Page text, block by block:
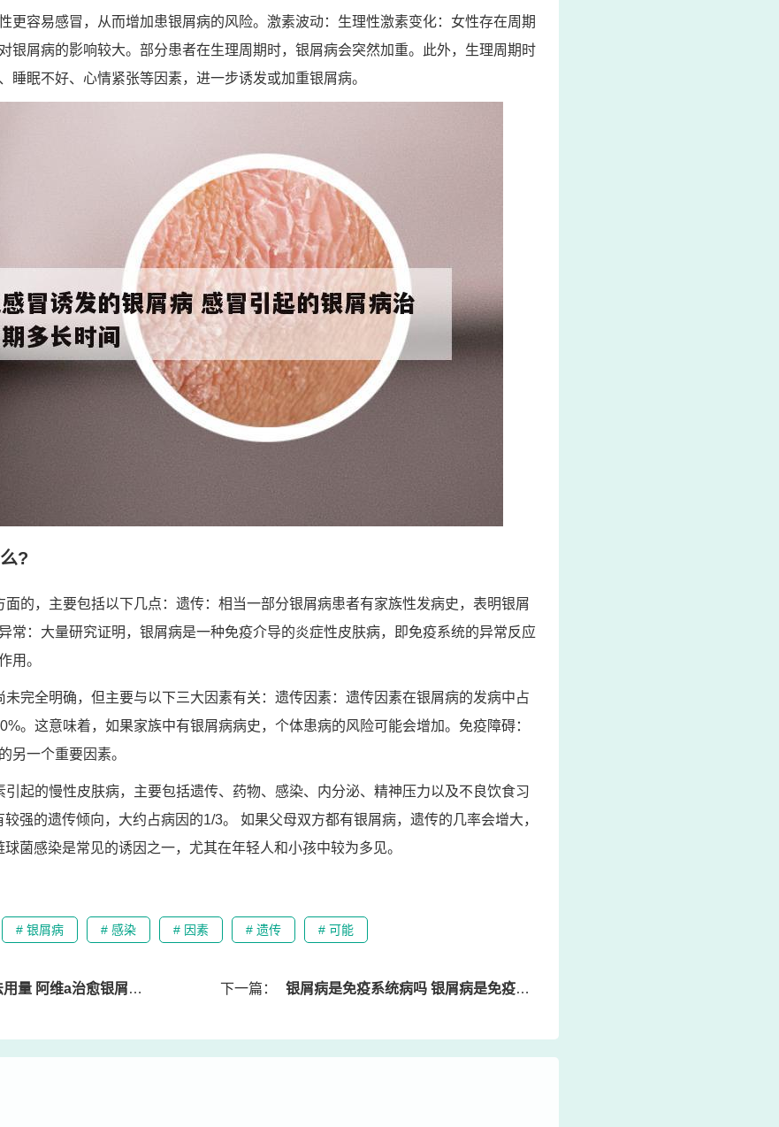
更容易感冒，从而增加患银屑病的风险。激素波动：生理性激素变化：女性存在周期
银屑病的影响较大。部分患者在生理周期时，银屑病会突然加重。此外，生理周期时
睡眠不好、心情紧张等因素，进一步诱发或加重银屑病。
?
面的，主要包括以下几点：遗传：相当一部分银屑病患者有家族性发病史，表明银屑
常：大量研究证明，银屑病是一种免疫介导的炎症性皮肤病，即免疫系统的异常反应
用。
未完全明确，但主要与以下三大因素有关：遗传因素：遗传因素在银屑病的发病中占
。这意味着，如果家族中有银屑病病史，个体患病的风险可能会增加。免疫障碍：
另一个重要因素。
引起的慢性皮肤病，主要包括遗传、药物、感染、内分泌、精神压力以及不良饮食习
强的遗传倾向，大约占病因的1/3。 如果父母双方都有银屑病，遗传的几率会增大，
菌感染是常见的诱因之一，尤其在年轻人和小孩中较为多见。
# 银屑病 # 感染 # 因素 # 遗传 # 可能
阿维a治愈银屑病贴吧 下一篇： 银屑病是免疫系统病吗 银屑病是免疫性皮肤病吗